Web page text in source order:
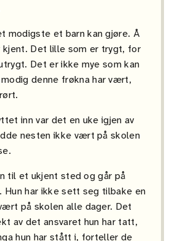
modigste et barn kan gjøre. Å
Det lille som er trygt, for
Det er ikke mye som kan
denne frøkna har vært,
inn var det en uke igjen av
nesten ikke vært på skolen
til et ukjent sted og går på
Hun har ikke sett seg tilbake en
på skolen alle dager. Det
av det ansvaret hun har tatt,
hun har stått i, forteller de